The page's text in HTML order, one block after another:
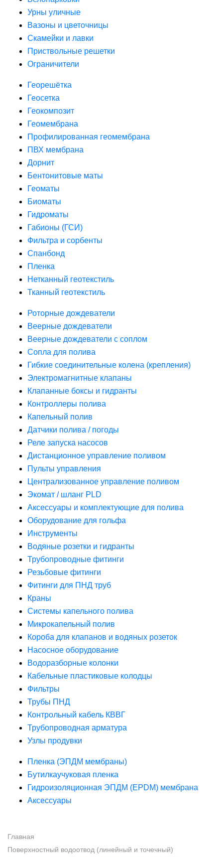
Урны уличные
Вазоны и цветочницы
Скамейки и лавки
Приствольные решетки
Ограничители
Георешётка
Геосетка
Геокомпозит
Геомембрана
Профилированная геомембрана
ПВХ мембрана
Дорнит
Бентонитовые маты
Геоматы
Биоматы
Гидроматы
Габионы (ГСИ)
Фильтра и сорбенты
Спанбонд
Пленка
Нетканный геотекстиль
Тканный геотекстиль
Роторные дождеватели
Веерные дождеватели
Веерные дождеватели с соплом
Сопла для полива
Гибкие соединительные колена (крепления)
Электромагнитные клапаны
Клапанные боксы и гидранты
Контроллеры полива
Капельный полив
Датчики полива / погоды
Реле запуска насосов
Дистанционное управление поливом
Пульты управления
Централизованное управление поливом
Экомат / шланг PLD
Аксессуары и комплектующие для полива
Оборудование для гольфа
Инструменты
Водяные розетки и гидранты
Трубопроводные фитинги
Резьбовые фитинги
Фитинги для ПНД труб
Краны
Системы капельного полива
Микрокапельный полив
Короба для клапанов и водяных розеток
Насосное оборудование
Водоразборные колонки
Кабельные пластиковые колодцы
Фильтры
Трубы ПНД
Контрольный кабель КВВГ
Трубопроводная арматура
Узлы продувки
Пленка (ЭПДМ мембраны)
Бутилкаучуковая пленка
Гидроизоляционная ЭПДМ (EPDM) мембрана
Аксессуары
Главная
Поверхностный водоотвод (линейный и точечный)